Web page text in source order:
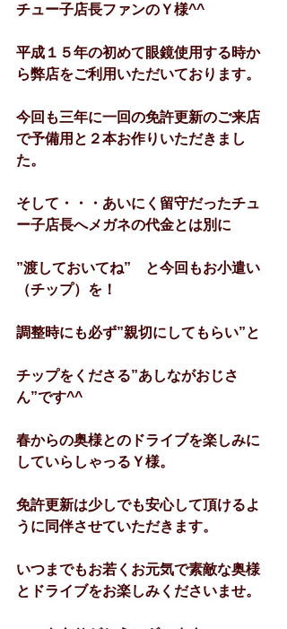
チュー子店長ファンのＹ様^^
平成１５年の初めて眼鏡使用する時か
ら弊店をご利用いただいております。
今回も三年に一回の免許更新のご来店
で予備用と２本お作りいただきまし
た。
そして・・・あいにく留守だったチュ
ー子店長へメガネの代金とは別に
”渡しておいてね”　と今回もお小遣い
（チップ）を！
調整時にも必ず”親切にしてもらい”と
チップをくださる”あしながおじさ
ん”です^^
春からの奥様とのドライブを楽しみに
していらしゃっるＹ様。
免許更新は少しでも安心して頂けるよ
うに同伴させていただきます。
いつまでもお若くお元気で素敵な奥様
とドライブをお楽しみくださいませ。